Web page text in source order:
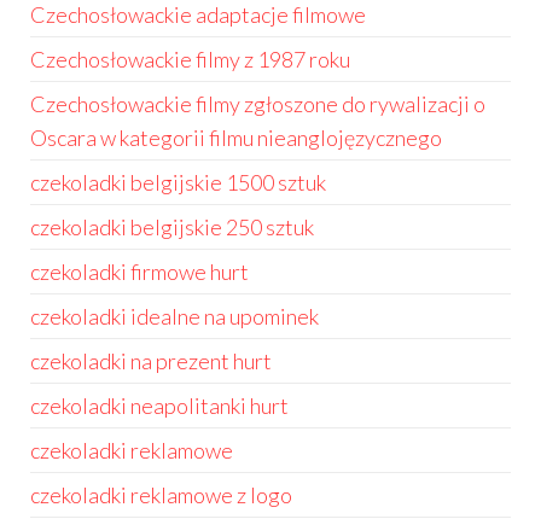
Czechosłowackie adaptacje filmowe
Czechosłowackie filmy z 1987 roku
Czechosłowackie filmy zgłoszone do rywalizacji o
Oscara w kategorii filmu nieanglojęzycznego
czekoladki belgijskie 1500 sztuk
czekoladki belgijskie 250 sztuk
czekoladki firmowe hurt
czekoladki idealne na upominek
czekoladki na prezent hurt
czekoladki neapolitanki hurt
czekoladki reklamowe
czekoladki reklamowe z logo